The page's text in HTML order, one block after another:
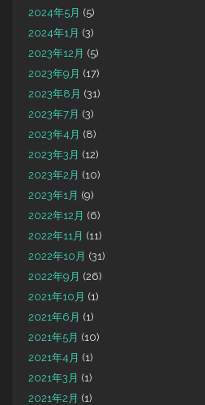
2024年5月 (5)
2024年1月 (3)
2023年12月 (5)
2023年9月 (17)
2023年8月 (31)
2023年7月 (3)
2023年4月 (8)
2023年3月 (12)
2023年2月 (10)
2023年1月 (9)
2022年12月 (6)
2022年11月 (11)
2022年10月 (31)
2022年9月 (26)
2021年10月 (1)
2021年6月 (1)
2021年5月 (10)
2021年4月 (1)
2021年3月 (1)
2021年2月 (1)